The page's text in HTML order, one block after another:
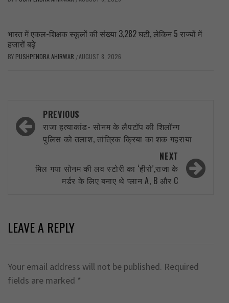
भारत में एकल-शिक्षक स्कूलों की संख्या 3,282 घटी, लेकिन 5 राज्यों में
हजारों बढ़े
BY PUSHPENDRA AHIRWAR /AUGUST 8, 2026
Post
navigation
PREVIOUS
राजा हत्याकांड- सोनम के लैपटॉप की शिलॉन्ग
पुलिस को तलाश, तांत्रिक क्रिया का शक गहराया
NEXT
मिल गया सोनम की लव स्टोरी का ‘हीरो’,राजा के
मर्डर के लिए बनाए थे प्लान A, B और C
LEAVE A REPLY
Your email address will not be published. Required
fields are marked *